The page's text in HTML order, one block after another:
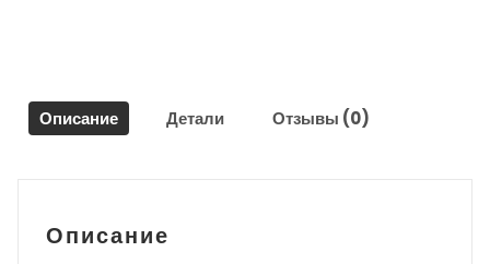
/
Volkswagen
Описание Детали Отзывы (0)
Описание